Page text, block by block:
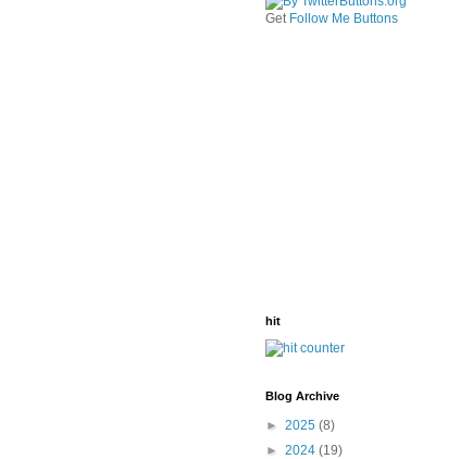
Get Follow Me Buttons
hit
Blog Archive
► 2025 (8)
► 2024 (19)